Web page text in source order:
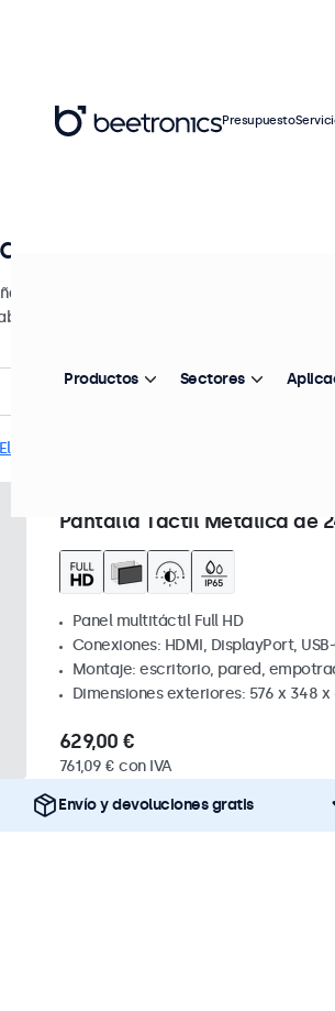
escritorio de 7 a 32
con un resistente reposapiés ajustable.
brindan una imagen nítida con un amplio
Eliminar selección
Pantalla Táctil Metálica de
Panel multitáctil Full HD
Conexiones: HDMI, DisplayPort,
Montaje: escritorio, pared,
Dimensiones exteriores: 576 x 348 x
629,00 €
761,09 € con IVA
Envío y devoluciones gratis
Presupuesto
Productos Sectores